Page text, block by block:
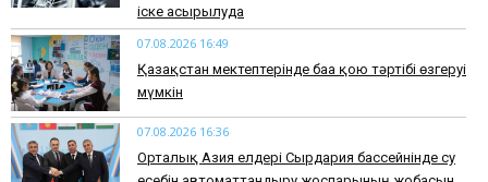
іске асырылуда
07.08.2026 16:49
Қазақстан мектептерінде баға қою тәртібі өзгеруі
мүмкін
07.08.2026 16:36
Орталық Азия елдері Сырдария бассейнінде су